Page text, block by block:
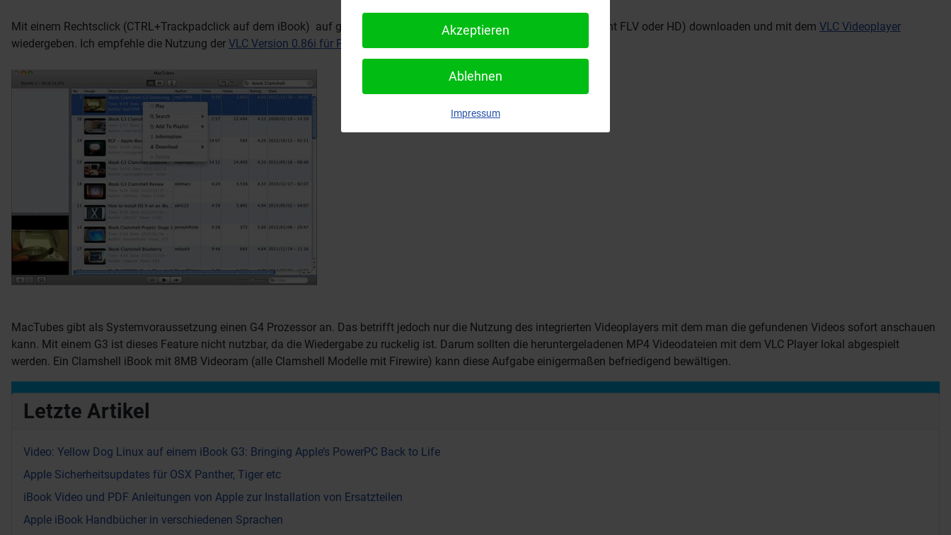
Mit einem Rechtsclick (CTRL+Trackpadclick auf dem iBook) auf gefundene Videos lassen sich diese als MP4 Datei (nicht FLV oder HD) downloaden und mit dem VLC Videoplayer
wiedergeben. Ich empfehle die Nutzung der VLC Version 0.86i für PowerPC
MacTubes gibt als Systemvoraussetzung einen G4 Prozessor an. Das betrifft jedoch nur die Nutzung des integrierten Videoplayers mit dem man die gefundenen Videos sofort anschauen
kann. Mit einem G3 ist dieses Feature nicht nutzbar, da die Wiedergabe zu ruckelig ist. Darum sollten die heruntergeladenen MP4 Videodateien mit dem VLC Player lokal abgespielt
werden. Ein Clamshell iBook mit 8MB Videoram (alle Clamshell Modelle mit Firewire) kann diese Aufgabe einigermaßen befriedigend bewältigen.
Letzte Artikel
Video: Yellow Dog Linux auf einem iBook G3: Bringing Apple’s PowerPC Back to Life
Apple Sicherheitsupdates für OSX Panther, Tiger etc
iBook Video und PDF Anleitungen von Apple zur Installation von Ersatzteilen
Apple iBook Handbücher in verschiedenen Sprachen
Akzeptieren
Ablehnen
Impressum